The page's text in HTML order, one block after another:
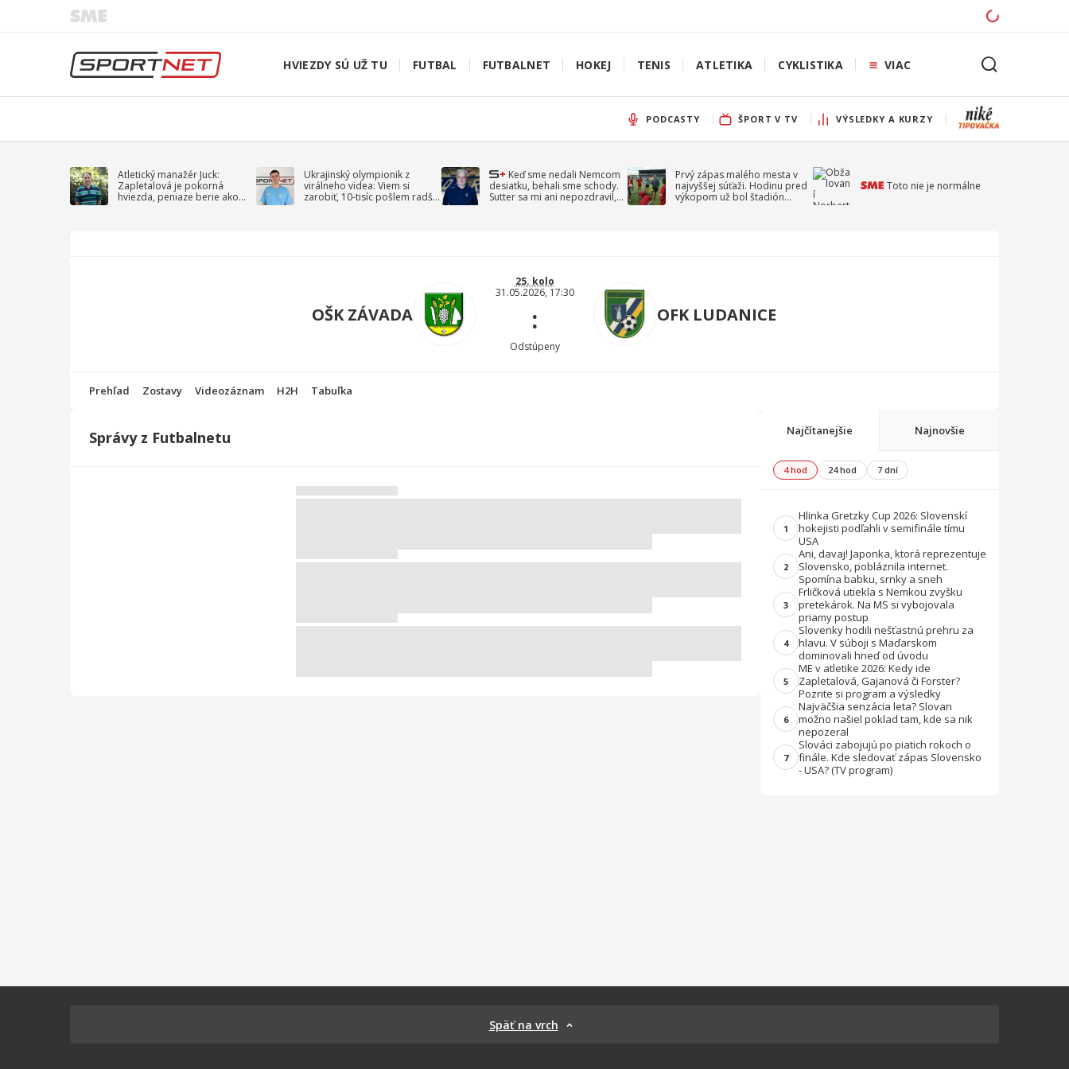
HVIEZDY SÚ UŽ TU FUTBAL FUTBALNET HOKEJ TENIS ATLETIKA CYKLISTIKA VIAC
PODCASTY ŠPORT V TV VÝSLEDKY A KURZY
Atletický manažér Juck:
Zapletalová je pokorná
hviezda, peniaze berie ako
Ukrajinský olympionik z
virálneho videa: Viem si
zarobiť, 10-tisíc pošlem radšej
Keď sme nedali Nemcom
desiatku, behali sme schody.
Sutter sa mi ani nepozdravil,
Prvý zápas malého mesta v
najvyššej súťaži. Hodinu pred
výkopom už bol štadión
Toto nie je normálne
OŠK ZÁVADA
25. kolo
31.05.2026, 17:30
:
Odstúpeny
OFK LUDANICE
Prehľad Zostavy Videozáznam H2H Tabuľka
Správy z Futbalnetu Najčítanejšie Najnovšie
4 hod 24 hod 7 dní
1
Hlinka Gretzky Cup 2026: Slovenskí
hokejisti podľahli v semifinále tímu
USA
2
Ani, davaj! Japonka, ktorá reprezentuje
Slovensko, pobláznila internet.
Spomína babku, srnky a sneh
3
Frličková utiekla s Nemkou zvyšku
pretekárok. Na MS si vybojovala
priamy postup
4
Slovenky hodili nešťastnú prehru za
hlavu. V súboji s Maďarskom
dominovali hneď od úvodu
5
ME v atletike 2026: Kedy ide
Zapletalová, Gajanová či Forster?
Pozrite si program a výsledky
6
Najväčšia senzácia leta? Slovan
možno našiel poklad tam, kde sa nik
nepozeral
7
Slováci zabojujú po piatich rokoch o
finále. Kde sledovať zápas Slovensko
- USA? (TV program)
Späť na vrch